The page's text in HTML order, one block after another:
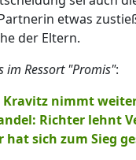
etwas
der Eltern.
im Ressort "Promis":
Kravitz nimmt
Richter lehnt
hat sich zum Sieg